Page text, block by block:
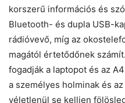
korszerű információs és
Bluetooth- és dupla USB-
rádióvevő, míg az
magától értetődőnek
fogadják a laptopot és az
a személyes holminak és
véletlenül se kelljen